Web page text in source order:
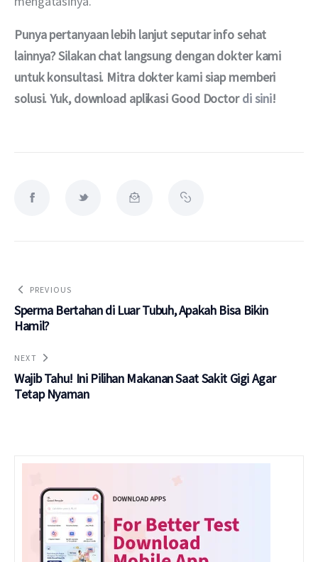
Punya pertanyaan lebih lanjut seputar info sehat
lainnya? Silakan chat langsung dengan dokter kami
untuk konsultasi. Mitra dokter kami siap memberi
solusi. Yuk, download aplikasi Good Doctor di sini!
PREVIOUS
Sperma Bertahan di Luar Tubuh, Apakah Bisa Bikin
Hamil?
NEXT
Wajib Tahu! Ini Pilihan Makanan Saat Sakit Gigi Agar
Tetap Nyaman